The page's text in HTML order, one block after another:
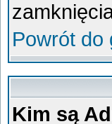
Powrót do
Kim są